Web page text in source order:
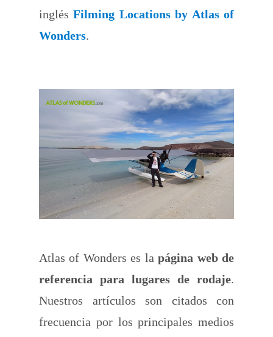
inglésFilming Locations by Atlas of
Wonders.
Atlas of Wonders es lapágina web de
referencia para lugares de rodaje.
Nuestros artículos son citados con
frecuencia por los principales medios